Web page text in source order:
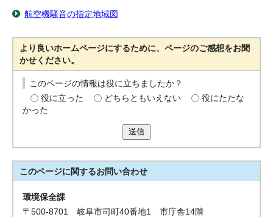
航空機騒音の指定地域図
より良いホームページにするために、ページのご感想をお聞
かせください。
このページの情報は役に立ちましたか？
役に立った
どちらともいえない
役にたたな
かった
送信
このページに関するお問い合わせ
環境保全課
〒500-8701 岐阜市司町40番地1 市庁舎14階